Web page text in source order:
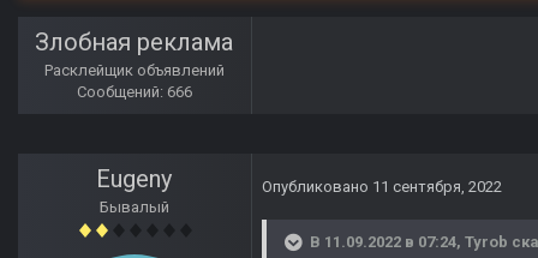
Злобная реклама
Расклейщик объявлений
Сообщений: 666
Eugeny
Бывалый
Опубликовано 11 сентября, 2022
В 11.09.2022 в 07:24, Tyrob